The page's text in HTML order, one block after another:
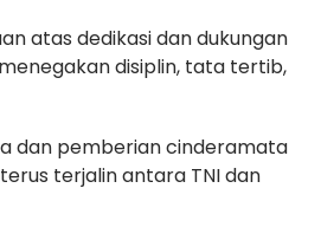
atas dedikasi dan dukungan
disiplin, tata tertib,
dan pemberian cinderamata
terjalin antara TNI dan